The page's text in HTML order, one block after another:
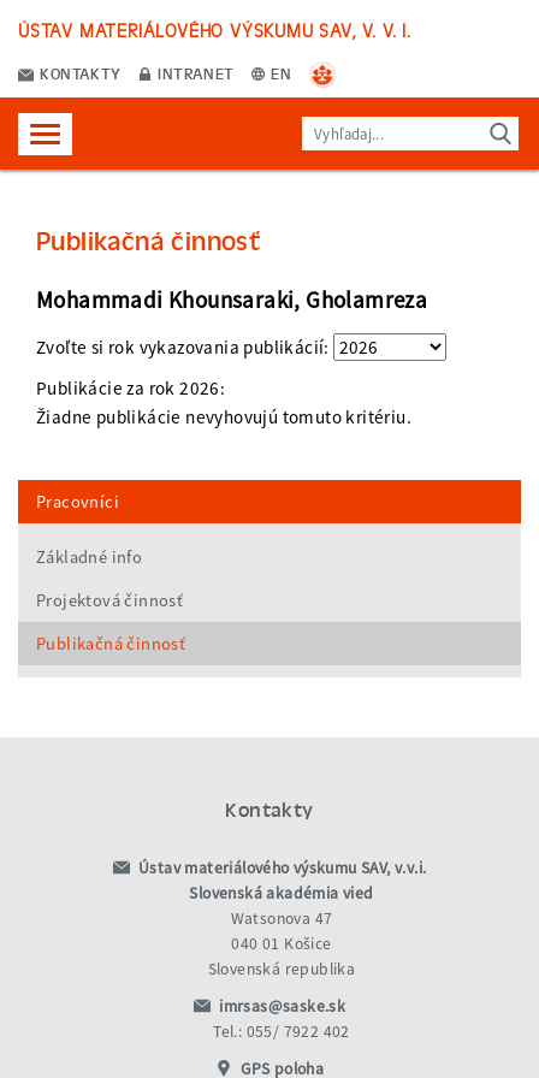
ÚSTAV MATERIÁLOVÉHO VÝSKUMU SAV, V. V. I.
KONTAKTY INTRANET EN
Publikačná činnosť
Mohammadi Khounsaraki, Gholamreza
Zvoľte si rok vykazovania publikácií:
Publikácie za rok2026:
Žiadne publikácie nevyhovujú tomuto kritériu.
Pracovníci
Základné info
Projektová činnosť
Publikačná činnosť
Kontakty
Ústav materiálového výskumu SAV, v.v.i.
Slovenská akadémia vied
Watsonova 47
040 01 Košice
Slovenská republika
imrsas@saske.sk
Tel.: 055/ 7922 402
GPS poloha